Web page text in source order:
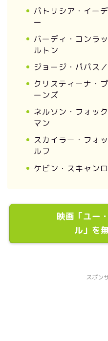
パトリシア・イー
ー
バーディ・コンラ
ルトン
ジョージ・パパス
クリスティーナ・
ーンズ
ネルソン・フォッ
マン
スカイラー・フォ
ルフ
ケビン・スキャン
映画「ユー
ル」を
スポン